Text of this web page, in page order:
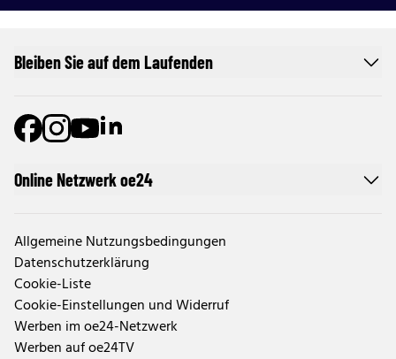
Online Netzwerk oe24
Allgemeine Nutzungsbedingungen
Datenschutzerklärung
Cookie-Liste
Cookie-Einstellungen und Widerruf
Werben im oe24-Netzwerk
Werben auf oe24TV
Bleiben Sie auf dem Laufenden